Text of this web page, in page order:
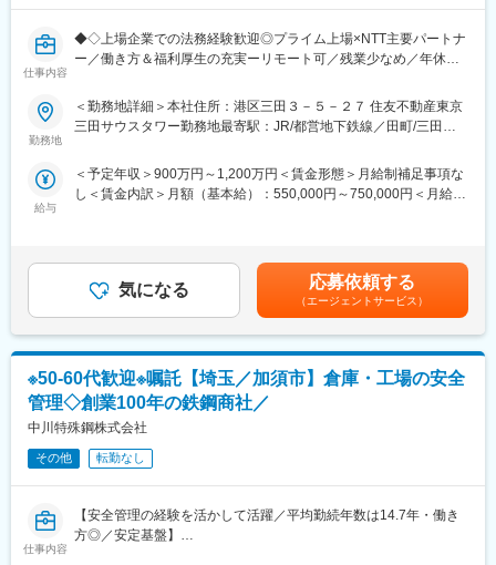
・新規拠点のため、裁量権を持って仕組みづくりに関与できる環
境
■入社後について：
入社後は現場理解を深めるところからスタートし、業務全体の流
思決定に関与いただきます。データを活用した管理体制を整えて
いるため、数値に基づいた改善提案・実行が可能です。
ています。
変更の範囲：会社の定める業務
仕事内容
◆◇上場企業での法務経験歓迎◎プライム上場×NTT主要パートナ
ー／働き方＆福利厚生の充実ーリモート可／残業少なめ／年休
■募集背景
当社は、空調・衛生・電気・情報通信の4つの設備事業を軸に事業
保有しています。
2022年には東京証券取引所プライム市場へ上場し、コーポレート
■業務内容
法務部長として、法務領域全般の統括と組織マネジメントをお任
せします。上場企業の経営基盤に関わる、極めて重要なミッショ
ンを担っていただきます
▼コーポレートガバナンス領域
株主総会、取締役会、各種委員会の運営・統括
ガバナンス体制の整備・改善提案
各種規程類の整備・運用強化
建設業法・労務・取引法務等の各種法律相談
紛争・訴訟対応（顧問弁護士との連携）
勤務地
＜勤務地詳細＞本社住所：港区三田３－５－２７ 住友不動産東京
三田サウスタワー勤務地最寄駅：JR/都営地下鉄線／田町/三田駅
る事業所（リモートワーク含む）
給与
＜予定年収＞900万円～1,200万円＜賃金形態＞月給制補足事項な
し＜賃金内訳＞月額（基本給）：550,000円～750,000円＜月給＞
気になる 応募依頼する
（エージェントサービス）
※50-60代歓迎※嘱託【埼玉／加須市】倉庫・工場の安全
管理◇創業100年の鉄鋼商社／
中川特殊鋼株式会社
その他 転勤なし
仕事内容
【安全管理の経験を活かして活躍／平均勤続年数は14.7年・働き
方◎／安定基盤】